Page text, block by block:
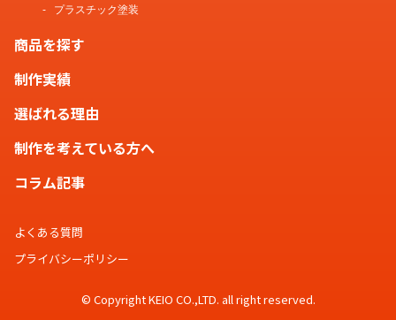
プラスチック塗装
商品を探す
制作実績
選ばれる理由
制作を考えている方へ
コラム記事
よくある質問
プライバシーポリシー
© Copyright KEIO CO.,LTD. all right reserved.